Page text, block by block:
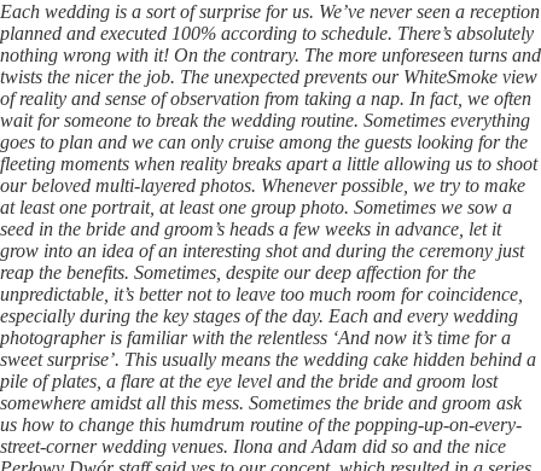
Each wedding is a sort of surprise for us. We’ve never seen a reception
planned and executed 100% according to schedule. There’s absolutely
nothing wrong with it! On the contrary. The more unforeseen turns and
twists the nicer the job. The unexpected prevents our WhiteSmoke view
of reality and sense of observation from taking a nap. In fact, we often
wait for someone to break the wedding routine. Sometimes everything
goes to plan and we can only cruise among the guests looking for the
fleeting moments when reality breaks apart a little allowing us to shoot
our beloved multi-layered photos. Whenever possible, we try to make
at least one portrait, at least one group photo. Sometimes we sow a
seed in the bride and groom’s heads a few weeks in advance, let it
grow into an idea of an interesting shot and during the ceremony just
reap the benefits. Sometimes, despite our deep affection for the
unpredictable, it’s better not to leave too much room for coincidence,
especially during the key stages of the day. Each and every wedding
photographer is familiar with the relentless ‘And now it’s time for a
sweet surprise’. This usually means the wedding cake hidden behind a
pile of plates, a flare at the eye level and the bride and groom lost
somewhere amidst all this mess. Sometimes the bride and groom ask
us how to change this humdrum routine of the popping-up-on-every-
street-corner wedding venues. Ilona and Adam did so and the nice